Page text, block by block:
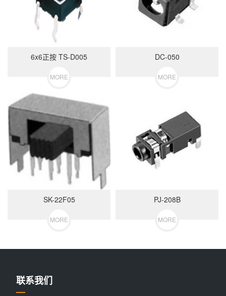
6x6正按 TS-D005
MORE
DC-050
MORE
SK-22F05
MORE
PJ-208B
MORE
联系我们